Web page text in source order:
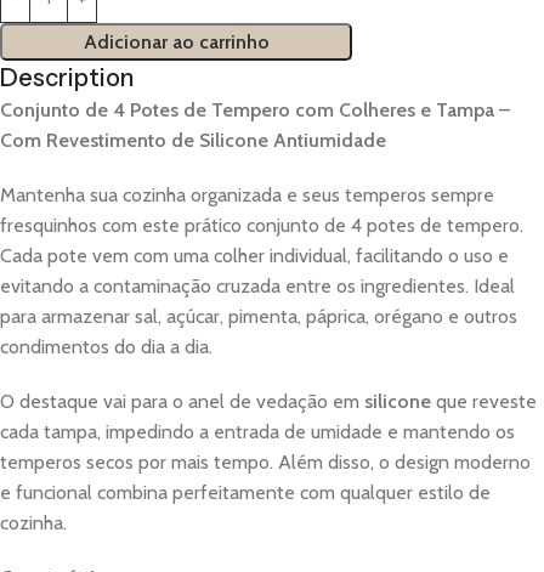
Adicionar ao carrinho
Description
Conjunto de 4 Potes de Tempero com Colheres e Tampa –
Com Revestimento de Silicone Antiumidade
Mantenha sua cozinha organizada e seus temperos sempre
fresquinhos com este prático conjunto de 4 potes de tempero.
Cada pote vem com uma colher individual, facilitando o uso e
evitando a contaminação cruzada entre os ingredientes. Ideal
para armazenar sal, açúcar, pimenta, páprica, orégano e outros
condimentos do dia a dia.
O destaque vai para o anel de vedação em silicone que reveste
cada tampa, impedindo a entrada de umidade e mantendo os
temperos secos por mais tempo. Além disso, o design moderno
e funcional combina perfeitamente com qualquer estilo de
cozinha.